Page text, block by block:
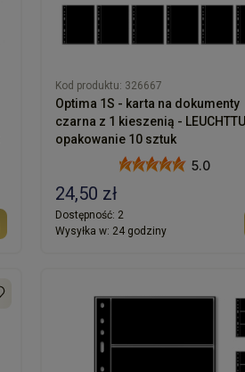
Kod produktu: 326667
Optima 1S - karta na dokumenty
czarna z 1 kieszenią -
opakowanie 10 sztuk
5.0
24,50 zł
Dostępność: 2
Wysyłka w: 24 godziny